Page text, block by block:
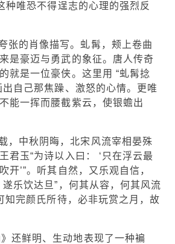
种唯恐不得逞志的心理的强烈反
张的肖像描写。虬髯，颊上卷曲
是豪迈与勇武的象征。唐人传奇
就是一位豪侠。这里用 “虬髯捻
出自己那焦躁、激怒的心情。更唯
能一挥而腰截紫云，使银蟾出
，中秋阴晦，北宋风流宰相晏殊
君玉“为诗以入曰： ‘只在浮云最
开’”。听其自然，又乐观自信，
乐饮达旦”，何其从容，何其风流
知完颜氏所待，必非玩赏之月，故
还鲜明、生动地表现了一种褊